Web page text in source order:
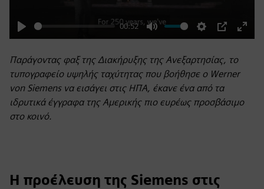
Play
00:52
Mute Settings
PIP
Enter
Παράγοντας φαξ της Διακήρυξης της Ανεξαρτησίας, το
τυπογραφείο υψηλής ταχύτητας που βοήθησε ο Werner
von Siemens να εισάγει στις ΗΠΑ, έκανε ένα από τα
ιδρυτικά έγγραφα της Αμερικής πιο ευρέως προσβάσιμο
στο κοινό.
Η προέλευση της Siemens στις